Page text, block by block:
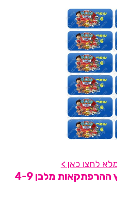
לחצו כאן >
גליון מדבקות מיתוג מפרץ ההרפתקאות מלבן 4-9